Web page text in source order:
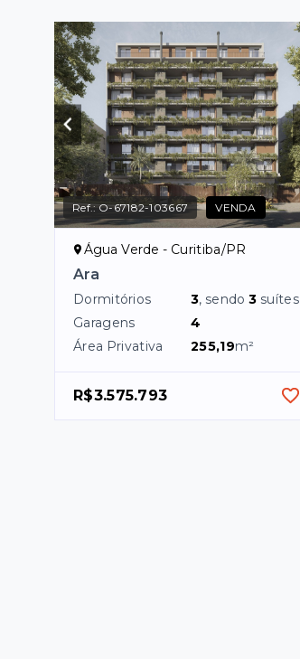
Ref.:O-67182-103667 VENDA
Água Verde - Curitiba/PR
Ara
Dormitórios 3, sendo3 suítes
Garagens
4
Área Privativa
255,19m²
R$3.575.793